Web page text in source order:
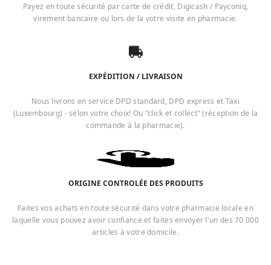
Payez en toute sécurité par carte de crédit, Digicash / Payconiq,
virement bancaire ou lors de la votre visite en pharmacie.
EXPÉDITION / LIVRAISON
Nous livrons en service DPD standard, DPD express et Taxi
(Luxembourg) - selon votre choix! Ou "click et collect" (réception de la
commande à la pharmacie).
ORIGINE CONTROLÉE DES PRODUITS
Faites vos achats en toute sécurité dans votre pharmacie locale en
laquelle vous pouvez avoir confiance et faites envoyer l'un des 70 000
articles à votre domicile.